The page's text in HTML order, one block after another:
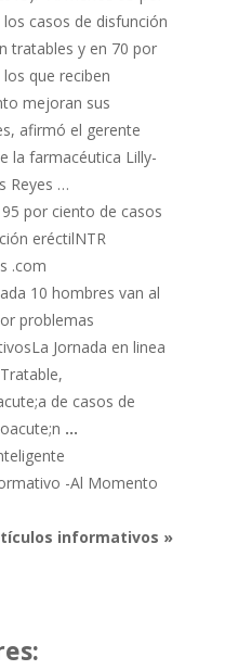
casos de disfunción
tratables y en 70 por
que reciben
mejoran sus
afirmó el gerente
la farmacéutica Lilly-
Reyes …
por ciento de casos
eréctilNTR
.com
10 hombres van al
problemas
Jornada en linea
de casos de
…
-Al Momento
informativos »